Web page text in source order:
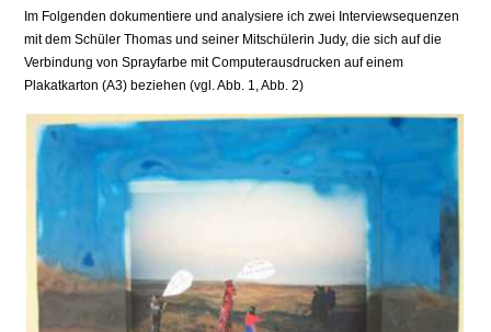
Im Folgenden dokumentiere und analysiere ich zwei Interviewsequenzen
mit dem Schüler Thomas und seiner Mitschülerin Judy, die sich auf die
Verbindung von Sprayfarbe mit Computerausdrucken auf einem
Plakatkarton (A3) beziehen (vgl. Abb. 1, Abb. 2)